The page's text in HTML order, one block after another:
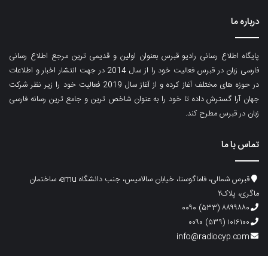
درباره ما
پایگاه اطلاع رسانی رادیو قبرس بعنوان اولین و قدیمی ترین مرجع اطلاع رسانی
فارسی زبان در قبرس فعالیت خود را از سال 2014 در جهت انتشار اخبار و اطلاعات
در حوزه های مختلف آغاز کرده و از آغاز سال 2019 فعالیت خود را زیر نظر شرکت
جهان آرا گسترش داده تا خود را به عنوان شاخص ترین و جامع ترین رسانه فارسی
زبان در قبرس مطرح کند.
تماس با ما
قبرس شمالی، فاماگوستا، خیابان سالامیس، جنب دانشگاه emu، ساختمان
ماگری، پلاک۲
۸۸۹۹۸۸۰ (۵۳۳) ۰۰۹۰
۱۰۱۶۱۰۰ (۵۳۹) ۰۰۹۰
info@radiocyp.com